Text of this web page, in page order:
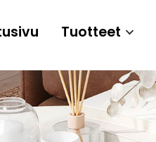
Tuotteet